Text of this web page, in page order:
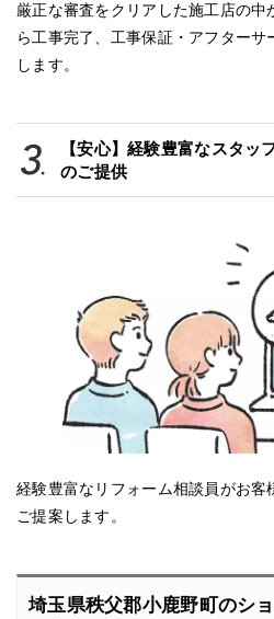
厳正な審査をクリアした施工店の
ら工事完了、工事保証・アフターサ
します。
【安心】経験豊富なスタッ
のご提供
経験豊富なリフォーム相談員がお客
ご提案します。
埼玉県秩父郡小鹿野町のシ